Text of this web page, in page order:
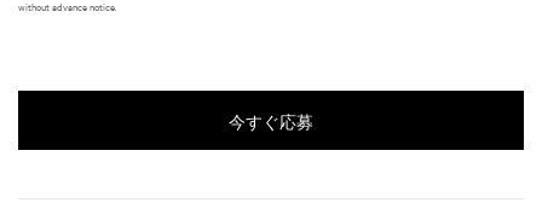
without advance notice.
今すぐ応募